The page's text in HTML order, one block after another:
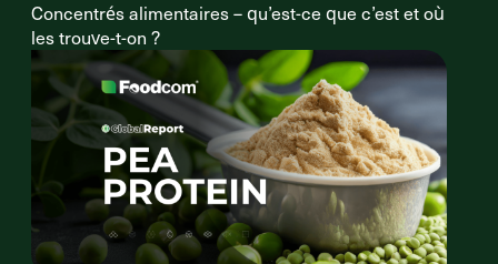
Concentrés alimentaires – qu’est-ce que c’est et où
les trouve-t-on ?